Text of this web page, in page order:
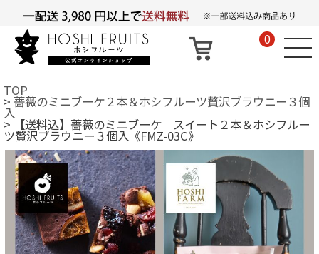
0
TOP
薔薇のミニブーケ２本＆ホシフルーツ贅沢ブラウニー３個
入
【送料込】薔薇のミニブーケ スイート２本＆ホシフルー
ツ贅沢ブラウニー３個入《FMZ-03C》